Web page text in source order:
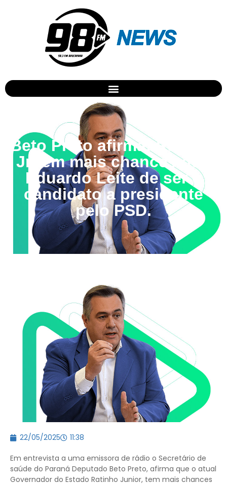
Beto Preto afirma: Ratinho
Jr tem mais chances que
Eduardo Leite de ser o
candidato a presidente
pelo PSD.
22/05/2025 11:38
Em entrevista a uma emissora de rádio o Secretário de
saúde do Paraná Deputado Beto Preto, afirma que o atual
Governador do Estado Ratinho Junior, tem mais chances